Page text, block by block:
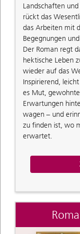
Landschaften
rückt das
das Arbeiten mit
Begegnungen
Der Roman regt
hektische Leben
wieder auf das
Inspirierend,
es Mut,
Erwartungen
wagen – und
zu finden ist, wo
erwartet.